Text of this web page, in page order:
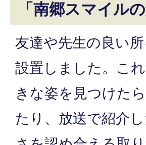
「南郷スマイルの
友達や先生の良い
設置しました。こ
きな姿を見つけた
たり、放送で紹介